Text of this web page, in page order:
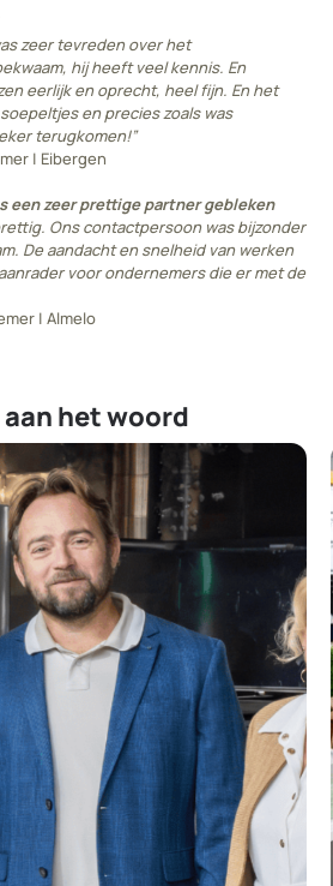
zeer tevreden over het
hij heeft veel kennis. En
eerlijk en oprecht, heel fijn. En het
en precies zoals was
terugkomen!”
| Eibergen
een zeer prettige partner gebleken
Ons contactpersoon was bijzonder
De aandacht en snelheid van werken
voor ondernemers die er met de
| Almelo
het woord